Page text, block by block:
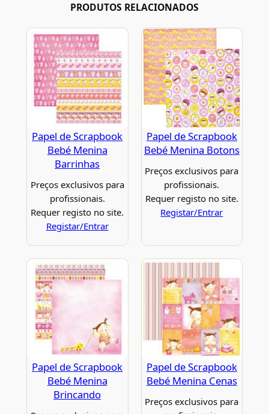
PRODUTOS RELACIONADOS
Papel de Scrapbook
Bebé Menina
Barrinhas
Preços exclusivos para
profissionais.
Requer registo no site.
Registar/Entrar
Papel de Scrapbook
Bebé Menina Botons
Preços exclusivos para
profissionais.
Requer registo no site.
Registar/Entrar
Papel de Scrapbook
Bebé Menina
Brincando
Papel de Scrapbook
Bebé Menina Cenas
Preços exclusivos para